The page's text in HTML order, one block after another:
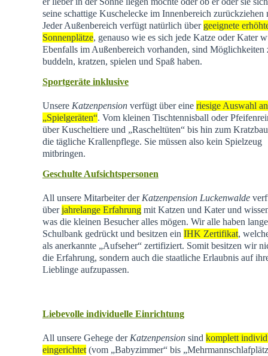
seine schattige Kuschelecke im Innenbereich zurückziehen
Jeder Außenbereich verfügt natürlich über geeignete
Sonnenplätze, genauso wie es sich jede Katze oder Kater
Ebenfalls im Außenbereich vorhanden, sind Möglichkeiten
buddeln, kratzen, spielen und Spaß haben.
Sportgeräte inklusive
Unsere Katzenpensionverfügt über eine riesige Auswahl an
„Spielgeräten“. Vom kleinen Tischtennisball oder
über Kuscheltiere und „Rascheltüten“ bis hin zum
die tägliche Krallenpflege. Sie müssen also kein Spielzeug
mitbringen.
Geschulte Aufsichtspersonen
All unsere Mitarbeiter der Katzenpension Luckenwalde
überjahrelange Erfahrungmit Katzen und Kater und
was die kleinen Besucher alles mögen. Wir alle haben
Schulbank gedrückt und besitzen ein IHK Zertifikat,
als anerkannte „Aufseher“ zertifiziert. Somit besitzen wir
die Erfahrung, sondern auch die staatliche Erlaubnis auf
Lieblinge aufzupassen.
Liebevolle individuelle Einrichtung
All unsere Gehege der Katzenpensionsind komplett
eingerichtet(vom „Babyzimmer“ bis